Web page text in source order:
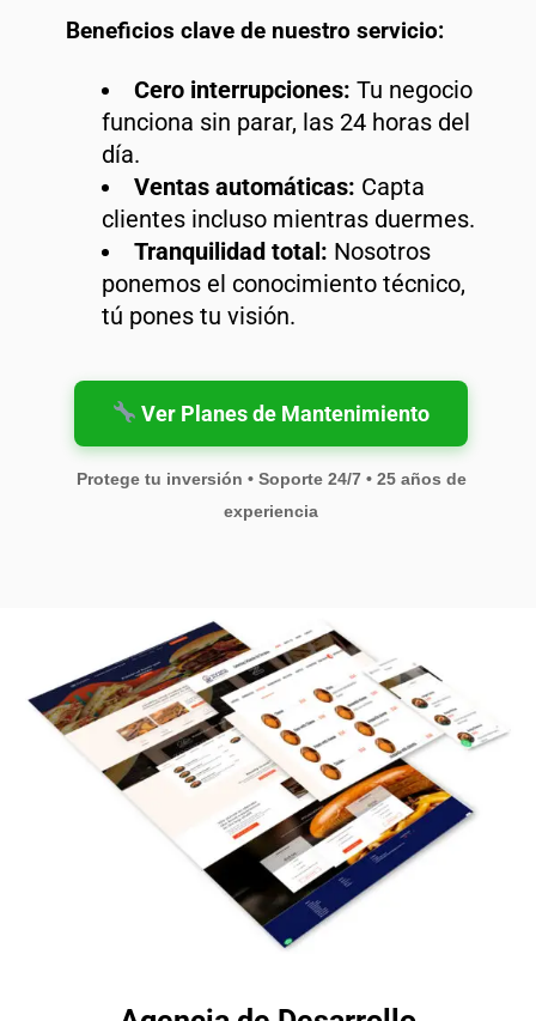
Beneficios clave de nuestro servicio:
Cero interrupciones: Tu negocio
funciona sin parar, las 24 horas del
día.
Ventas automáticas: Capta
clientes incluso mientras duermes.
Tranquilidad total: Nosotros
ponemos el conocimiento técnico,
tú pones tu visión.
Ver Planes de Mantenimiento
Protege tu inversión • Soporte 24/7 • 25 años de
experiencia